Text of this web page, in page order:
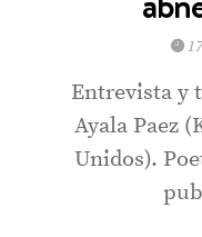
Entrevista y
Ayala Paez
Unidos).